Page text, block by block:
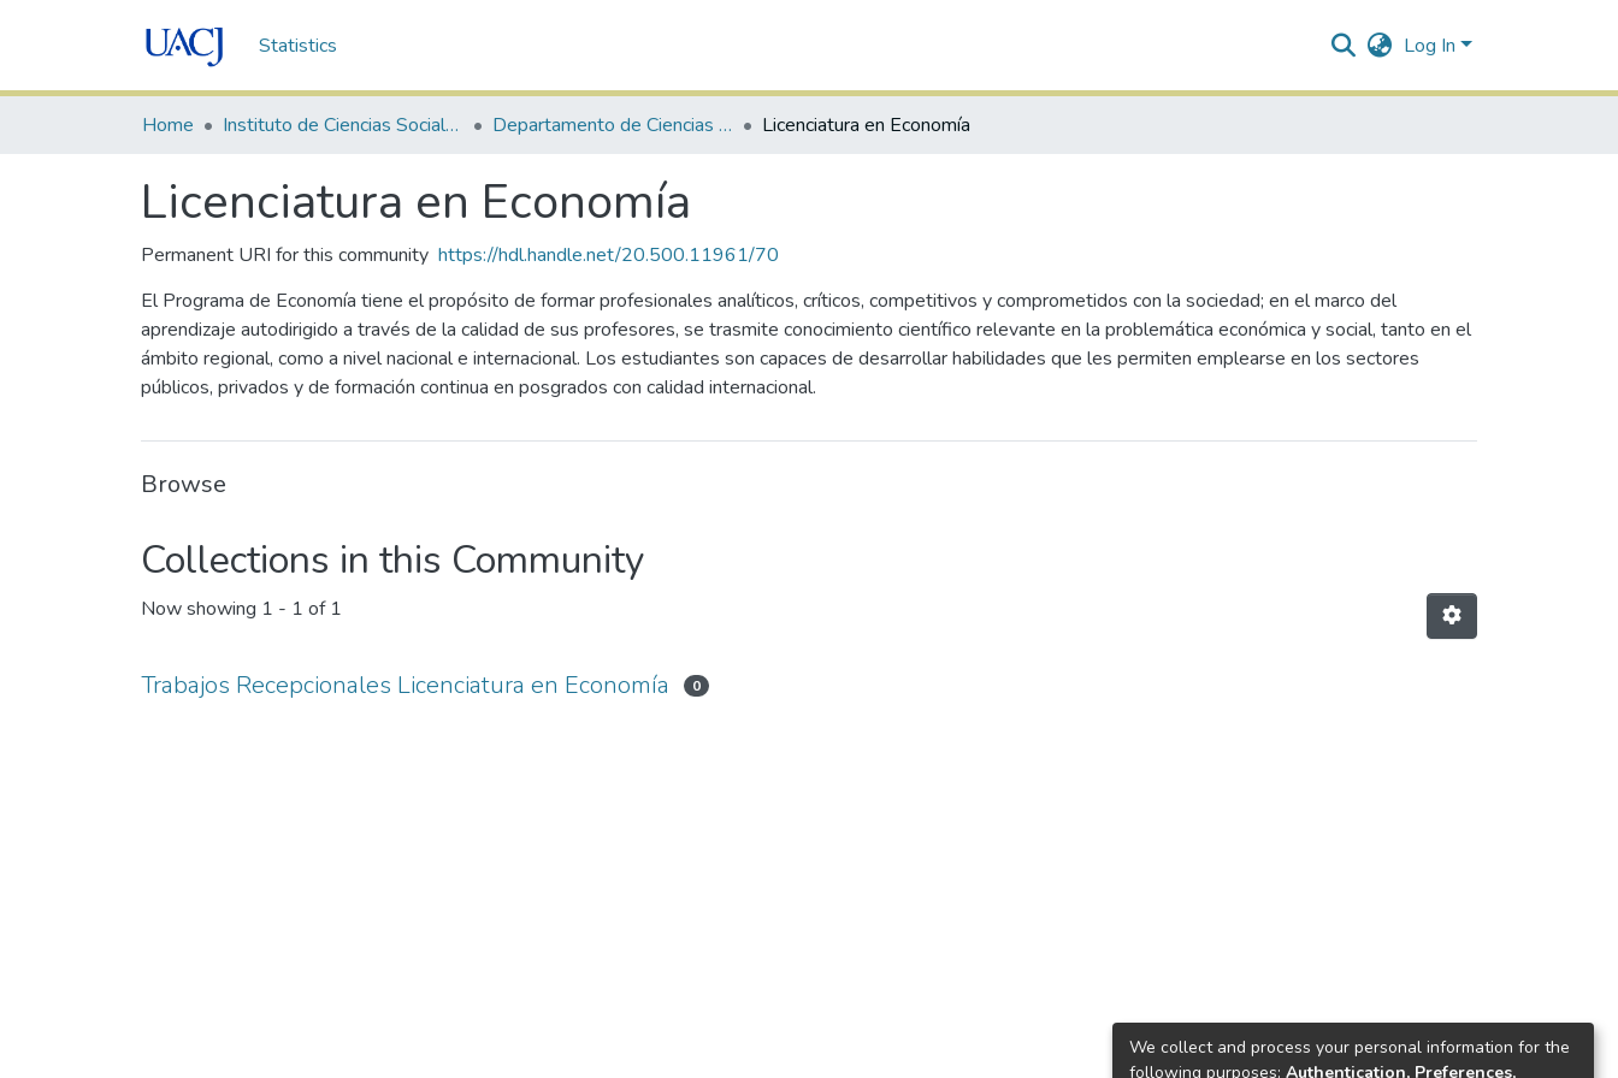
Statistics Log In
Home Instituto de Ciencias Sociales y Administración Departamento de Ciencias Sociales Licenciatura en Economía
Licenciatura en Economía
Permanent URI for this community https://hdl.handle.net/20.500.11961/70
El Programa de Economía tiene el propósito de formar profesionales analíticos, críticos, competitivos y comprometidos con la sociedad; en el marco del
aprendizaje autodirigido a través de la calidad de sus profesores, se trasmite conocimiento científico relevante en la problemática económica y social, tanto en el
ámbito regional, como a nivel nacional e internacional. Los estudiantes son capaces de desarrollar habilidades que les permiten emplearse en los sectores
públicos, privados y de formación continua en posgrados con calidad internacional.​
Browse
Collections in this Community
Now showing 1 - 1 of 1
Trabajos Recepcionales Licenciatura en Economía 0
We collect and process your personal information for the
following purposes: Authentication, Preferences,